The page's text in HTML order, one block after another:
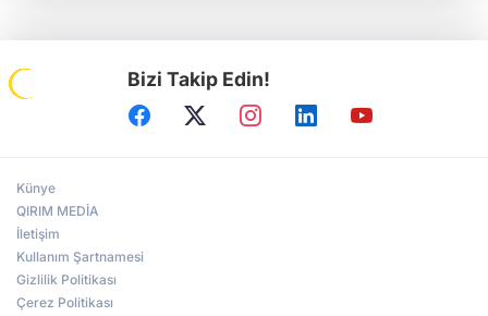
Bizi Takip Edin!
Künye
QIRIM MEDİA
İletişim
Kullanım Şartnamesi
Gizlilik Politikası
Çerez Politikası